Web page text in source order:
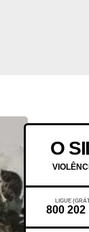
O
LIGUE
800 202